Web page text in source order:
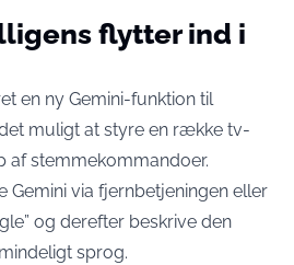
flytter ind i
en ny Gemini-funktion til
muligt at styre en række tv-
af stemmekommandoer.
Gemini via fjernbetjeningen eller
og derefter beskrive den
sprog.